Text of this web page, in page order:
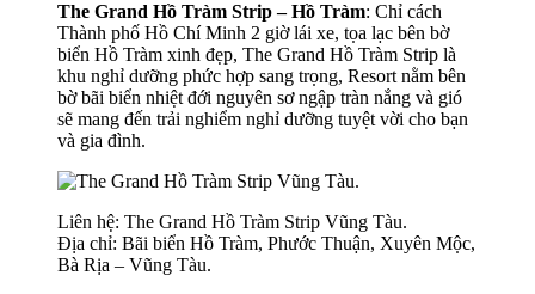
The Grand Hồ Tràm Strip – Hồ Tràm: Chỉ cách
Thành phố Hồ Chí Minh 2 giờ lái xe, tọa lạc bên bờ
biển Hồ Tràm xinh đẹp, The Grand Hồ Tràm Strip là
khu nghỉ dưỡng phức hợp sang trọng, Resort nằm bên
bờ bãi biển nhiệt đới nguyên sơ ngập tràn nắng và gió
sẽ mang đến trải nghiểm nghỉ dưỡng tuyệt vời cho bạn
và gia đình.
Liên hệ: The Grand Hồ Tràm Strip Vũng Tàu.
Địa chỉ: Bãi biển Hồ Tràm, Phước Thuận, Xuyên Mộc,
Bà Rịa – Vũng Tàu.